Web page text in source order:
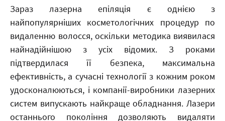
Зараз лазерна епіляція є однією з
найпопулярніших косметологічних процедур по
видаленню волосся, оскільки методика виявилася
найнадійнішою з усіх відомих. З роками
підтвердилася її безпека, максимальна
ефективність, а сучасні технології з кожним роком
удосконалюються, і компанії-виробники лазерних
систем випускають найкраще обладнання. Лазери
останнього покоління дозволяють видаляти